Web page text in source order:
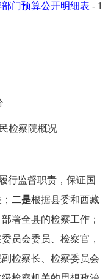
部门预算公开明细表 - 1
检察院概况
行监督职责，保证国
；二是根据县委和西藏
署全县的检察工作；
员会委员、检察官，
检察长、检察委员会